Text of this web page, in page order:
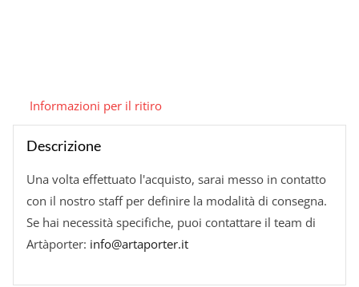
Informazioni per il ritiro
Descrizione
Una volta effettuato l'acquisto, sarai messo in contatto
con il nostro staff per definire la modalità di consegna.
Se hai necessità specifiche, puoi contattare il team di
Artàporter: info@artaporter.it